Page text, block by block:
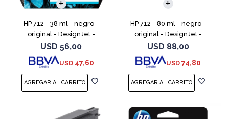
HP 712 - 38 ml - negro -
original - DesignJet -
cartucho de tinta - para
DesignJet Studio, T210, T230,
T250, T630, T650
USD 56,00
USD 47,60
HP 712 - 80 ml - negro -
original - DesignJet -
cartucho de tinta - para
DesignJet Studio, T210, T230,
T250, T630, T650
USD 88,00
USD 74,80